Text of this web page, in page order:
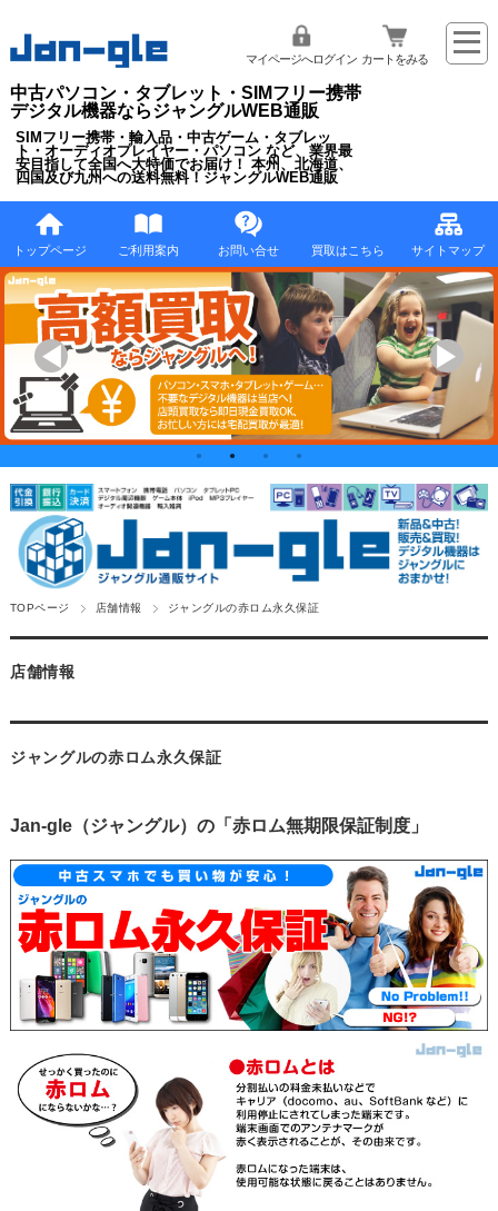
中古パソコン・タブレット・SIMフリー携帯
デジタル機器ならジャングルWEB通販
SIMフリー携帯・輸入品・中古ゲーム・タブレッ
ト・オーディオプレイヤー・パソコン など、業界最
安目指して全国へ大特価でお届け！ 本州、北海道、
四国及び九州への送料無料！ジャングルWEB通販
マイページへログイン カートをみる
トップページ ご利用案内 お問い合せ 買取はこちら サイトマップ
TOPページ 店舗情報 ジャングルの赤ロム永久保証
店舗情報
ジャングルの赤ロム永久保証
Jan-gle（ジャングル）の「赤ロム無期限保証制度」